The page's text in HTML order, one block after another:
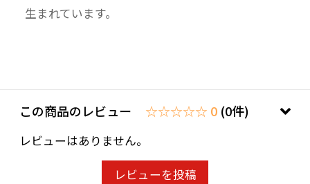
生まれています。
この商品のレビュー ☆☆☆☆☆ 0 (0件)
レビューはありません。
レビューを投稿